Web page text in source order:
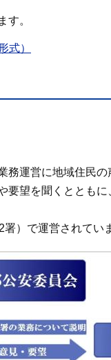
す。
式）
務運営に地域住民
要望を聞くととも
）で運営されてい